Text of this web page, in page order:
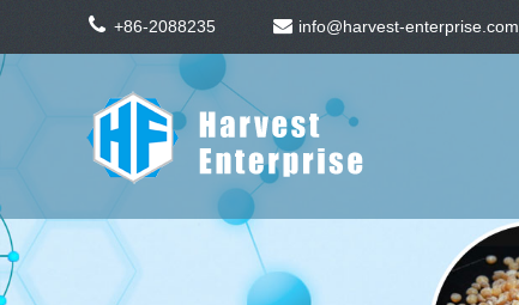
+86-2088235 info@harvest-enterprise.com